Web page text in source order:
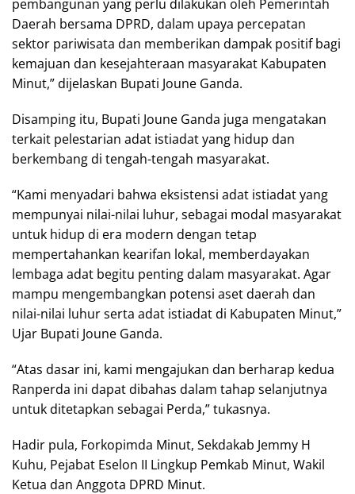
pembangunan yang perlu dilakukan oleh Pemerintah
Daerah bersama DPRD, dalam upaya percepatan
sektor pariwisata dan memberikan dampak positif bagi
kemajuan dan kesejahteraan masyarakat Kabupaten
Minut,” dijelaskan Bupati Joune Ganda.
Disamping itu, Bupati Joune Ganda juga mengatakan
terkait pelestarian adat istiadat yang hidup dan
berkembang di tengah-tengah masyarakat.
“Kami menyadari bahwa eksistensi adat istiadat yang
mempunyai nilai-nilai luhur, sebagai modal masyarakat
untuk hidup di era modern dengan tetap
mempertahankan kearifan lokal, memberdayakan
lembaga adat begitu penting dalam masyarakat. Agar
mampu mengembangkan potensi aset daerah dan
nilai-nilai luhur serta adat istiadat di Kabupaten Minut,”
Ujar Bupati Joune Ganda.
“Atas dasar ini, kami mengajukan dan berharap kedua
Ranperda ini dapat dibahas dalam tahap selanjutnya
untuk ditetapkan sebagai Perda,” tukasnya.
Hadir pula, Forkopimda Minut, Sekdakab Jemmy H
Kuhu, Pejabat Eselon II Lingkup Pemkab Minut, Wakil
Ketua dan Anggota DPRD Minut.